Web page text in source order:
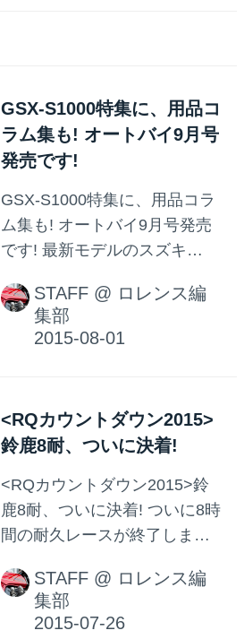
いませんか? 通常、ライセンス
取得が必要だったり、革ツナ
ギを用意しないと いけなかっ
紹介する 「ライディングチャ
レンジツアー」は、ライセン
スもツナギもいらない 先導走
行付きの体験走行会なので
す。 走行会では、国際レーシ
ングコースの他に、 アップダ
GSX-S1000特集に、用品コ
ラム集も! オートバイ9月号
発売です!
GSX-S1000特集に、用品コラ
ム集も! オートバイ9月号発売
です! 最新モデルのスズキ
耐でサプライズ展示されたヤ
マハMT-03などなど 今月もニ
ューモデルが満載! また、現在
について、ユーザーの声を交
えながら 徹底検証していま
す。 そして、別冊付録は用品
コラム集! 二輪メディアで見か
ける、テストライダーやモデ
が、実際に使い続けているバ
イク用品の 紹介と合わせ、そ
の思い入れを語ります。 かな
STAFF @ ロレンス編
集部
<RQカウントダウン2015>
鈴鹿8耐、ついに決着!
<RQカウントダウン2015>鈴
鹿8耐、ついに決着! ついに8時
間の耐久レースが終了しまし
FACTORY RACING TEAM」!
詳細と最終結果はのちほど!
STAFF @ ロレンス編
集部